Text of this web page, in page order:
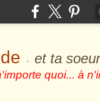
- et ta
quoi... à